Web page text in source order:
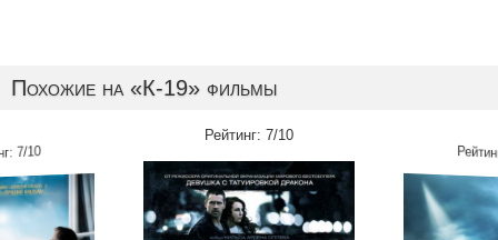
Похожие на «К-19» фильмы
7/10
Рейтинг: 7/10